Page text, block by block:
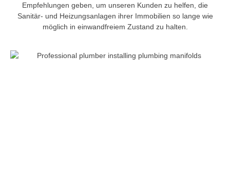
Empfehlungen geben, um unseren Kunden zu helfen, die
Sanitär- und Heizungsanlagen ihrer Immobilien so lange wie
möglich in einwandfreiem Zustand zu halten.